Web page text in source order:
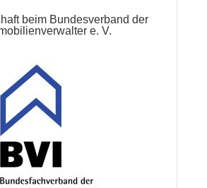
beim Bundesverband der
e. V.